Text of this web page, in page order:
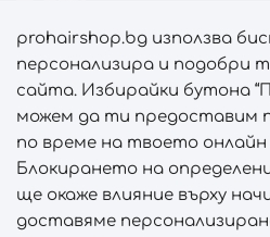
Начини на плащане
Начини на доставка
prohairshop.bg използва
персонализира и подобри
сайта. Избирайки бутона
можем да ти предоставим
по време на твоето онлайн
Блокирането на
ще окаже влияние върху
доставяме